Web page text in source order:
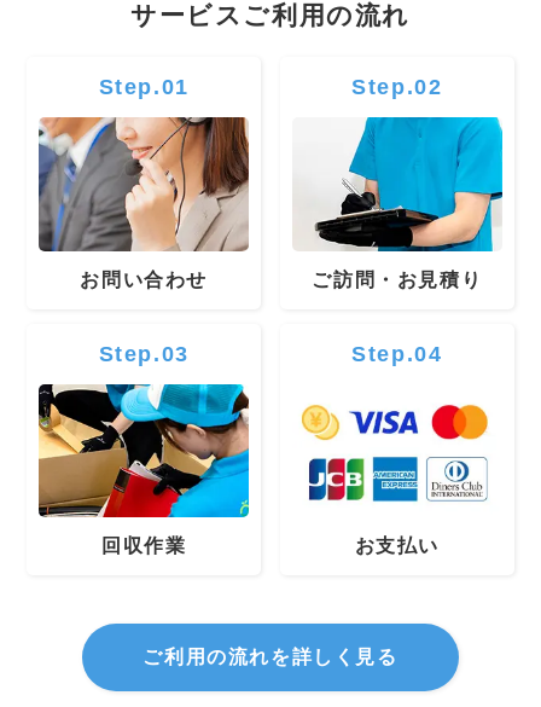
サービスご利用の流れ
Step.01
お問い合わせ
Step.02
ご訪問・お見積り
Step.03
回収作業
Step.04
お支払い
ご利用の流れを詳しく見る